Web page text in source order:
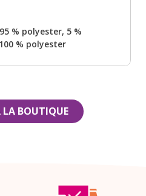
% polyester, 5 %
% polyester
LA BOUTIQUE